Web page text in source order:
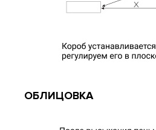
ОБЛИЦОВКА